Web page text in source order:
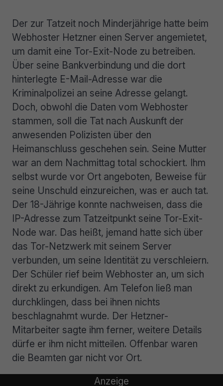
Der zur Tatzeit noch Minderjährige hatte beim
Webhoster Hetzner einen Server angemietet,
um damit eine Tor-Exit-Node zu betreiben.
Über seine Bankverbindung und die dort
hinterlegte E-Mail-Adresse war die
Kriminalpolizei an seine Adresse gelangt.
Doch, obwohl die Daten vom Webhoster
stammen, soll die Tat nach Auskunft der
anwesenden Polizisten über den
Heimanschluss geschehen sein. Seine Mutter
war an dem Nachmittag total schockiert. Ihm
selbst wurde vor Ort angeboten, Beweise für
seine Unschuld einzureichen, was er auch tat.
Der 18-Jährige konnte nachweisen, dass die
IP-Adresse zum Tatzeitpunkt seine Tor-Exit-
Node war. Das heißt, jemand hatte sich über
das Tor-Netzwerk mit seinem Server
verbunden, um seine Identität zu verschleiern.
Der Schüler rief beim Webhoster an, um sich
direkt zu erkundigen. Am Telefon ließ man
durchklingen, dass bei ihnen nichts
beschlagnahmt wurde. Der Hetzner-
Mitarbeiter sagte ihm ferner, weitere Details
dürfe er ihm nicht mitteilen. Offenbar waren
die Beamten gar nicht vor Ort.